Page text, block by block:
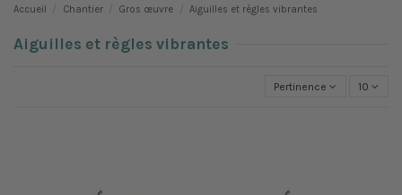
Accueil Chantier Gros œuvre Aiguilles et règles vibrantes
Aiguilles et règles vibrantes
Pertinence 10